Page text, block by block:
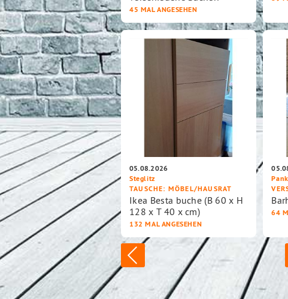
45 MAL ANGESEHEN
05.08.2026
Steglitz
TAUSCHE: MÖBEL/HAUSRAT
Ikea Besta buche (B 60 x H
128 x T 40 x cm)
132 MAL ANGESEHEN
64